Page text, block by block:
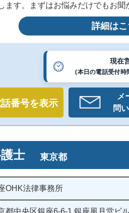
ます。まずはお悩みだけでもお
詳細はこ
現在
(本日の電話受付
話番号を表示
メ
問
士 東京都
OHK法律事務所
都中央区銀座6-6-1 銀座風月堂ビ